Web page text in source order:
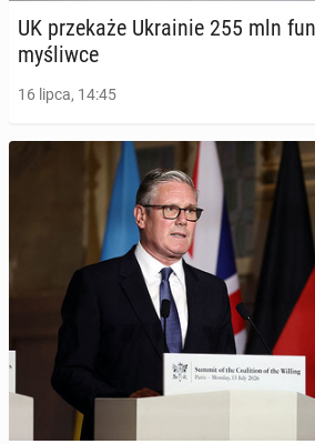
UK prze­ka­że Ukra­inie 255 mln
my­śliw­ce
16 lipca, 14:45